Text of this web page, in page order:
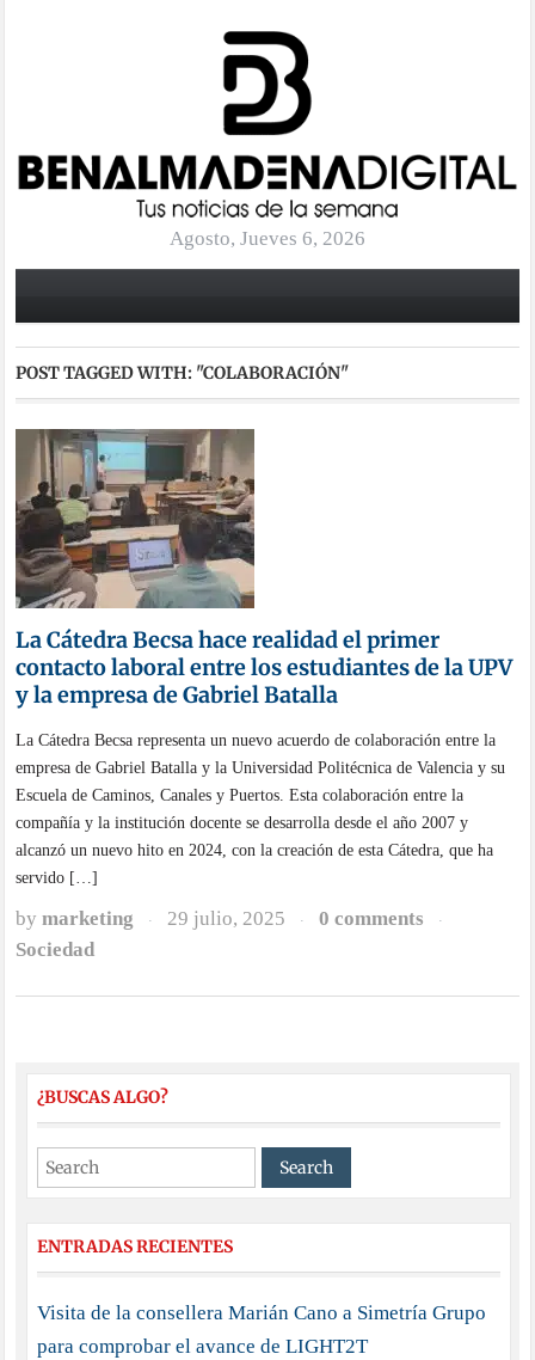
Agosto, Jueves 6, 2026
POST TAGGED WITH: "COLABORACIÓN"
La Cátedra Becsa hace realidad el primer
contacto laboral entre los estudiantes de la UPV
y la empresa de Gabriel Batalla
La Cátedra Becsa representa un nuevo acuerdo de colaboración entre la
empresa de Gabriel Batalla y la Universidad Politécnica de Valencia y su
Escuela de Caminos, Canales y Puertos. Esta colaboración entre la
compañía y la institución docente se desarrolla desde el año 2007 y
alcanzó un nuevo hito en 2024, con la creación de esta Cátedra, que ha
servido […]
bymarketing · 29 julio, 2025 · 0 comments ·
Sociedad
¿BUSCAS ALGO?
ENTRADAS RECIENTES
Visita de la consellera Marián Cano a Simetría Grupo
para comprobar el avance de LIGHT2T